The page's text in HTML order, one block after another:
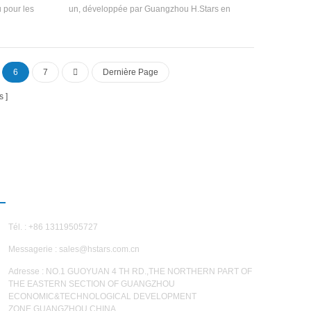
pour les
de l'eau
une
la
un
un, développée par Guangzhou H.Stars en
caractéristiques de la demande de
refroidissement des produits industriels. Il peut
répondre aux besoins de refroidissement
6 7 Dernière Page
Tél. : +86 13119505727
Messagerie : sales@hstars.com.cn
Adresse : NO.1 GUOYUAN 4 TH RD.,THE NORTHERN PART OF
THE EASTERN SECTION OF GUANGZHOU
ECONOMIC&TECHNOLOGICAL DEVELOPMENT
ZONE,GUANGZHOU,CHINA